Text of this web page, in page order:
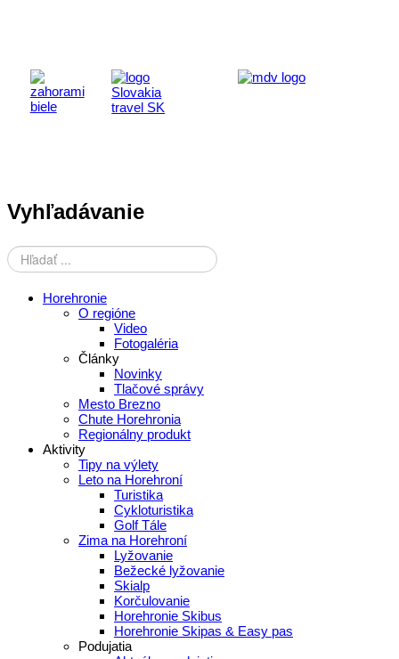
Vyhľadávanie
Horehronie
O regióne
Video
Fotogaléria
Články
Novinky
Tlačové správy
Mesto Brezno
Chute Horehronia
Regionálny produkt
Aktivity
Tipy na výlety
Leto na Horehroní
Turistika
Cykloturistika
Golf Tále
Zima na Horehroní
Lyžovanie
Bežecké lyžovanie
Skialp
Korčulovanie
Horehronie Skibus
Horehronie Skipas & Easy pas
Podujatia